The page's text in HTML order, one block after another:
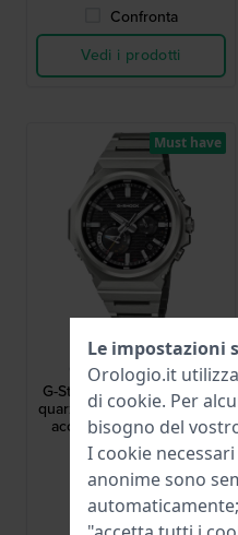
Confronta
Vedi i prodotti
G-Shock
GST-B1000D-1AER
G-Steel 44 mm Orologio al
quarzo ad energia solare in
acciaio inossidabile con
connessione Bluetooth
399,00 €
● Disponibile
Must have
Le impostazioni
Orologio.it
di cookie. Per
bisogno del
I cookie
anonime sono